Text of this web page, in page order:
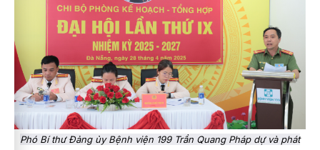
Phó Bí thư Đảng ủy Bệnh viện 199 Trần Quang Pháp dự và phát